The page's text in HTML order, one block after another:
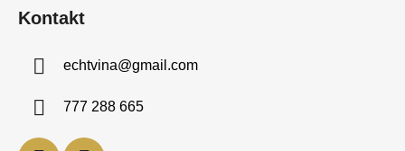
Kontakt
echtvina@gmail.com
777 288 665